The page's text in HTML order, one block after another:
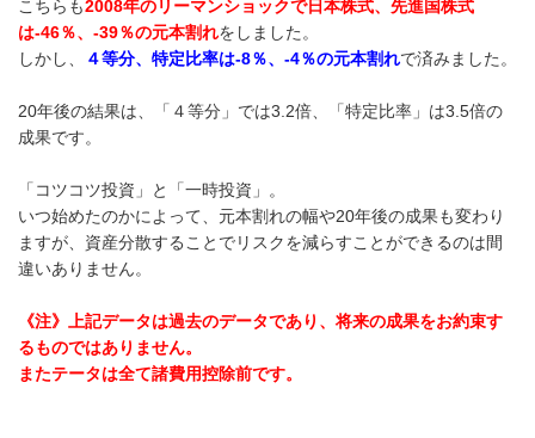
こちらも2008年のリーマンショックで日本株式、先進国株式
は-46％、-39％の元本割れをしました。
しかし、
４等分、特定比率は-8％、-4％の元本割れで済みました。
20年後の結果は、「４等分」では3.2倍、「特定比率」は3.5倍の
成果です。
「コツコツ投資」と「一時投資」。
いつ始めたのかによって、元本割れの幅や20年後の成果も変わり
ますが、資産分散することでリスクを減らすことができるのは間
違いありません。
《注》上記データは過去のデータであり、将来の成果をお約束す
るものではありません。
またテータは全て諸費用控除前です。